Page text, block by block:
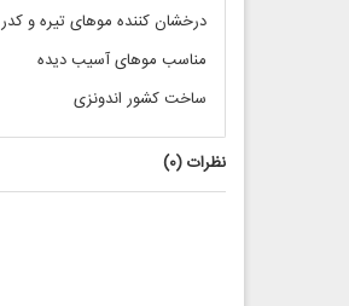
درخشان کننده موهای تیره و کدر
مناسب موهای آسیب دیده
ساخت کشور اندونزی
نظرات (0
)